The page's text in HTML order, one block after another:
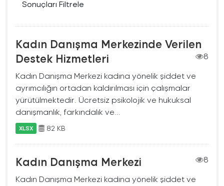
Sonuçları Filtrele
Kadın Danışma Merkezinde Verilen
Destek Hizmetleri
8
Kadın Danışma Merkezi kadına yönelik şiddet ve
ayrımcılığın ortadan kaldırılması için çalışmalar
yürütülmektedir. Ücretsiz psikolojik ve hukuksal
danışmanlık, farkındalık ve...
XLSX 82 KB
Kadın Danışma Merkezi
8
Kadın Danışma Merkezi kadına yönelik şiddet ve